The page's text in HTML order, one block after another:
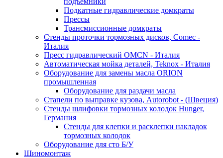
Подкатные гидравлические домкраты
Прессы
Трансмиссионные домкраты
Стенды проточки тормозных дисков, Comec -
Италия
Пресс гидравлический OMCN - Италия
Автоматическая мойка деталей, Teknox - Италия
Оборудование для замены масла ORION
промышленная
Оборудование для раздачи масла
Стапели по выправке кузова, Autorobot - (Швеция)
Стенды шлифовки тормозных колодок Hunger,
Германия
Стенды для клепки и расклепки накладок
тормозных колодок
Оборудование для сто Б/У
Шиномонтаж